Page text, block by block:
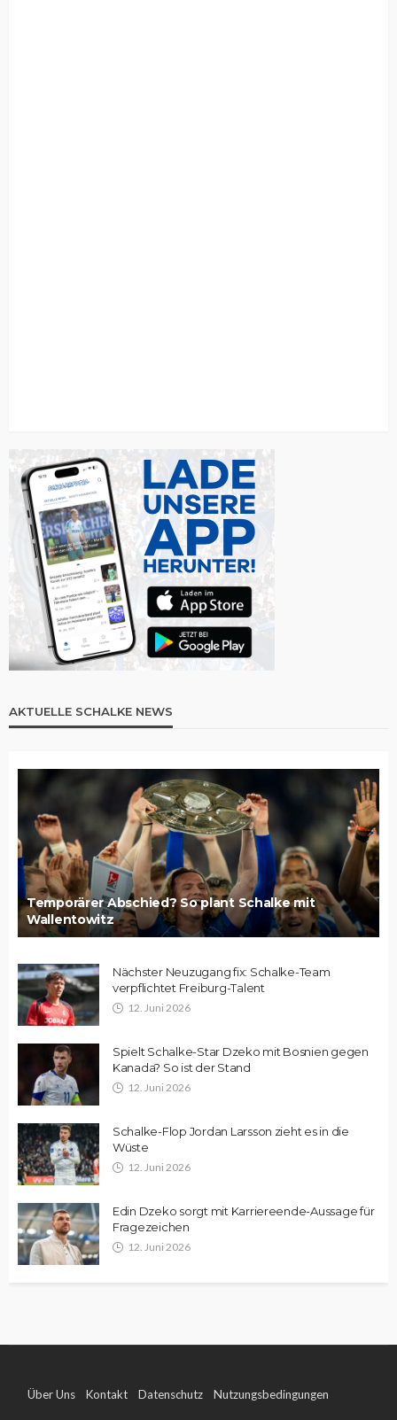
AKTUELLE SCHALKE NEWS
Temporärer Abschied? So plant Schalke mit
Wallentowitz
Nächster Neuzugang fix: Schalke-Team
verpflichtet Freiburg-Talent
12. Juni 2026
Spielt Schalke-Star Dzeko mit Bosnien gegen
Kanada? So ist der Stand
12. Juni 2026
Schalke-Flop Jordan Larsson zieht es in die
Wüste
12. Juni 2026
Edin Dzeko sorgt mit Karriereende-Aussage für
Fragezeichen
12. Juni 2026
Über Uns Kontakt Datenschutz Nutzungsbedingungen